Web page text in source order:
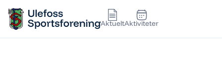
AktueltAktiviteter